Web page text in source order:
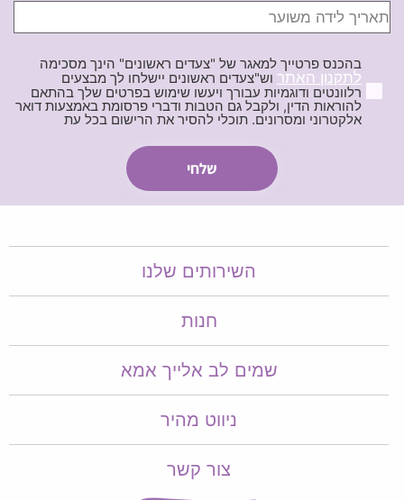
בהכנס פרטייך למאגר של "צעדים ראשונים" הינך מסכימה
לתקנון האתר וש"צעדים ראשונים יישלחו לך מבצעים
רלוונטים ודוגמיות עבורך ויעשו שימוש בפרטים שלך בהתאם
להוראות הדין, ולקבל גם הטבות ודברי פרסומת באמצעות דואר
אלקטרוני ומסרונים. תוכלי להסיר את הרישום בכל עת
השירותים שלנו
חנות
שמים לב אלייך אמא​​
ניווט מהיר
צור קשר